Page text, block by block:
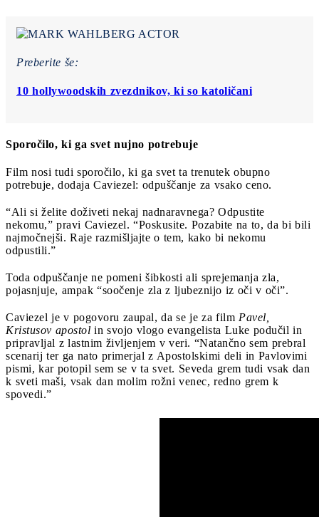
Preberite še:
10 hollywoodskih zvezdnikov, ki so katoličani
Sporočilo, ki ga svet nujno potrebuje
Film nosi tudi sporočilo, ki ga svet ta trenutek obupno
potrebuje, dodaja Caviezel: odpuščanje za vsako ceno.
“Ali si želite doživeti nekaj nadnaravnega? Odpustite
nekomu,” pravi Caviezel. “Poskusite. Pozabite na to, da bi bili
najmočnejši. Raje razmišljajte o tem, kako bi nekomu
odpustili.”
Toda odpuščanje ne pomeni šibkosti ali sprejemanja zla,
pojasnjuje, ampak “soočenje zla z ljubeznijo iz oči v oči”.
Caviezel je v pogovoru zaupal, da se je za film Pavel,
Kristusov apostol in svojo vlogo evangelista Luke podučil in
pripravljal z lastnim življenjem v veri. “Natančno sem prebral
scenarij ter ga nato primerjal z Apostolskimi deli in Pavlovimi
pismi, kar potopil sem se v ta svet. Seveda grem tudi vsak dan
k sveti maši, vsak dan molim rožni venec, redno grem k
spovedi.”